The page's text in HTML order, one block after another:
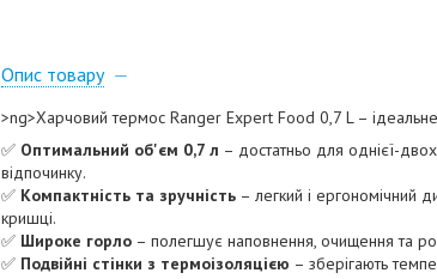
Опис товару
>ng>Харчовий термос Ranger Expert Food 0,7 L –
✅ Оптимальний об'єм 0,7 л – достатньо для однієї-
відпочинку.
✅ Компактність та зручність – легкий і ергономічний
кришці.
✅ Широке горло – полегшує наповнення, очищення та
✅ Подвійні стінки з термоізоляцією – зберігають